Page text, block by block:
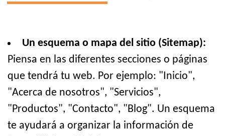
Un esquema o mapa del sitio (Sitemap):
Piensa en las diferentes secciones o páginas
que tendrá tu web. Por ejemplo: "Inicio",
"Acerca de nosotros", "Servicios",
"Productos", "Contacto", "Blog". Un esquema
te ayudará a organizar la información de